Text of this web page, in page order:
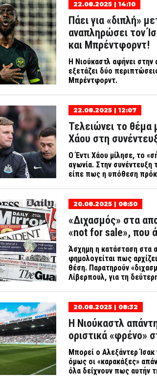
22.08.2025 | 14:10
Πάει για «διπλή»
αναπληρώσει τον
και Μπρέντφορντ!
Η Νιούκαστλ αφήνει στην
εξετάζει δύο
Μπρέντφορντ.
22.08.2025 | 12:07
Τελειώνει το θέμα
Χάου στη
Ο Έντι Χάου μίλησε, το
αγωνία. Στην συνέντευξη
είπε πως η υπόθεση
20.08.2025 | 08:50
«Διχασμός» στα
«not for sale», που
Άσχημη η κατάσταση στα
φημολογείται πως
θέση. Παρατηρούν
Λίβερπουλ, για τη
20.08.2025 | 08:32
Η Νιούκαστλ
οριστικά «φρένο»
Μπορεί ο Αλεξάντερ Ίσακ
όμως οι «καρακάξες»
όλα δείχνουν πως αυτήν